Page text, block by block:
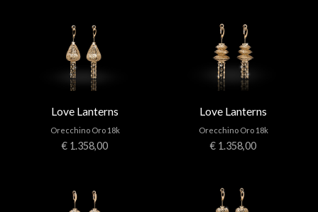
Love Lanterns
Orecchino Oro 18k
€ 1.358,00
Love Lanterns
Orecchino Oro 18k
€ 1.358,00